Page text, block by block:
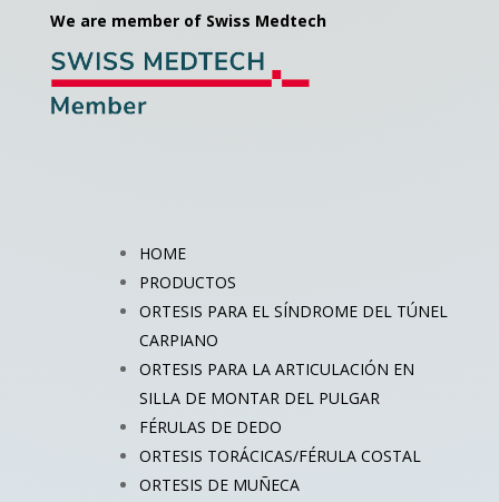
We are member of Swiss Medtech
HOME
PRODUCTOS
ORTESIS PARA EL SÍNDROME DEL TÚNEL
CARPIANO
ORTESIS PARA LA ARTICULACIÓN EN
SILLA DE MONTAR DEL PULGAR
FÉRULAS DE DEDO
ORTESIS TORÁCICAS/FÉRULA COSTAL
ORTESIS DE MUÑECA